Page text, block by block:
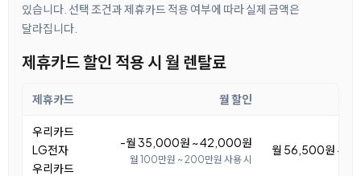
있습니다. 선택 조건과 제휴카드 적용 여부에 따라 실제 금액은
달라집니다.
제휴카드 할인 적용 시 월 렌탈료
제휴카드 월 할인
우리카드
LG전자
우리카드
-월 35,000원 ~ 42,000원
월 100만원 ~ 200만원 사용 시
월 56,500원 ~